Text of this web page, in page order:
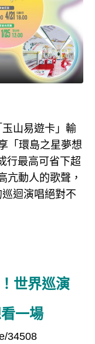
山易遊卡」輸
「環島之星夢想
行最高可省下超
亢動人的歌聲，
迴演唱絕對不
世界巡演
一場
34508